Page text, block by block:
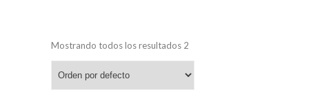
Mostrando todos los resultados 2